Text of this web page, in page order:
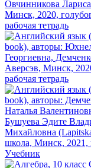
рабочая тетрадь
рабочая тетрадь
Учебник